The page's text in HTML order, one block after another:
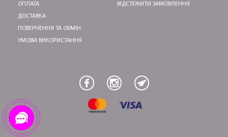
ОПЛАТА
ДОСТАВКА
ПОВЕРНЕННЯ ТА ОБМІН
УМОВИ ВИКОРИСТАННЯ
ВІДСТЕЖИТИ ЗАМОВЛЕННЯ